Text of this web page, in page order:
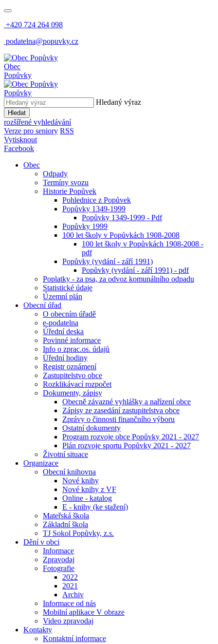
+420 724 264 098
podatelna@popuvky.cz
Obec
Popůvky
Popůvky
Hledaný výraz
Hledat
rozšířené vyhledávání
Verze pro seniory RSS
Vytisknout
Facebook
Obec
Odpady
Termíny svozu
Historie Popůvek
Pohlednice z Popůvek
Popůvky 1349-1999
Popůvky 1349-1999 - Pdf
Popůvky 1999
100 let školy v Popůvkách 1908-2008
100 let školy v Popůvkách 1908-2008 -
pdf
Popůvky (vydání - září 1991)
Popůvky (vydání - září 1991) - pdf
Poplatky - za psa, za odvoz komunálního odpadu
Statistické údaje
Územní plán
Obecní úřad
O obecním úřadě
e-podatelna
Úřední deska
Povinné informace
Info o zprac.os. údajů
Úřední hodiny
Registr oznámení
Zastupitelstvo obce
Rozklikávací rozpočet
Dokumenty, zápisy
Obecně závazné vyhlášky a nařízení obce
Zápisy ze zasedání zastupitelstva obce
Zprávy o činnosti finančního výboru
Ostatní dokumenty
Program rozvoje obce Popůvky 2021 - 2027
Plán rozvoje sportu Popůvky 2021 - 2027
Životní situace
Organizace
Obecní knihovna
Nové knihy
Nové knihy z VF
Online - katalog
E - knihy (ke stažení)
Mateřská škola
Základní škola
TJ Sokol Popůvky, z.s.
Dění v obci
Informace
Zpravodaj
Fotografie
2022
2021
Archiv
Informace od nás
Mobilní aplikace V obraze
Video zpravodaj
Kontakty
Kontaktní informace